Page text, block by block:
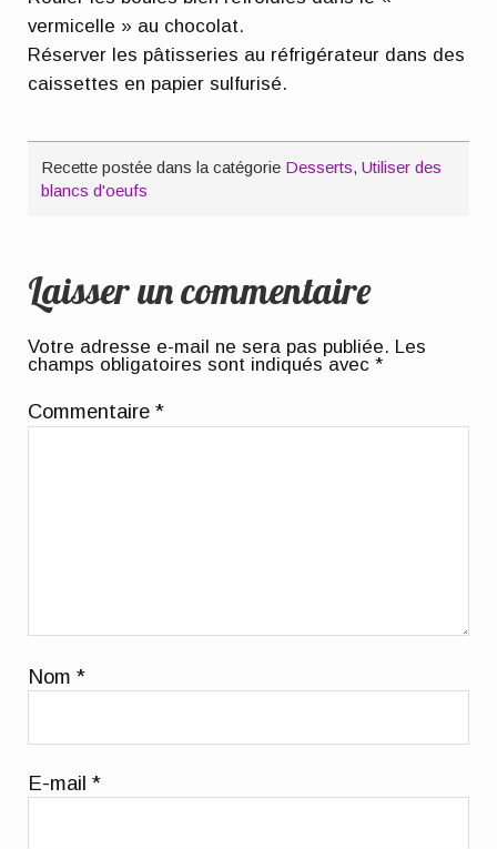
vermicelle » au chocolat.
Réserver les pâtisseries au réfrigérateur dans des
caissettes en papier sulfurisé.
Recette postée dans la catégorie Desserts,Utiliser des
blancs d'oeufs
Laisser un commentaire
Votre adresse e-mail ne sera pas publiée. Les
champs obligatoires sont indiqués avec*
Commentaire*
Nom*
E-mail*